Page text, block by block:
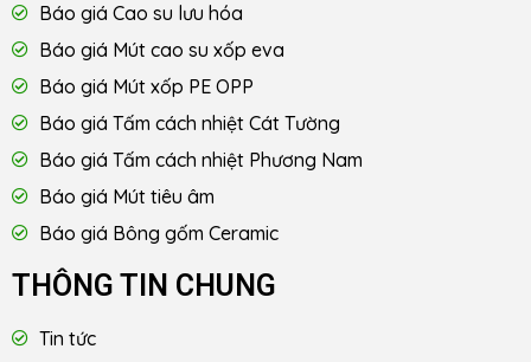
Báo giá Cao su lưu hóa
Báo giá Mút cao su xốp eva
Báo giá Mút xốp PE OPP
Báo giá Tấm cách nhiệt Cát Tường
Báo giá Tấm cách nhiệt Phương Nam
Báo giá Mút tiêu âm
Báo giá Bông gốm Ceramic
THÔNG TIN CHUNG
Tin tức